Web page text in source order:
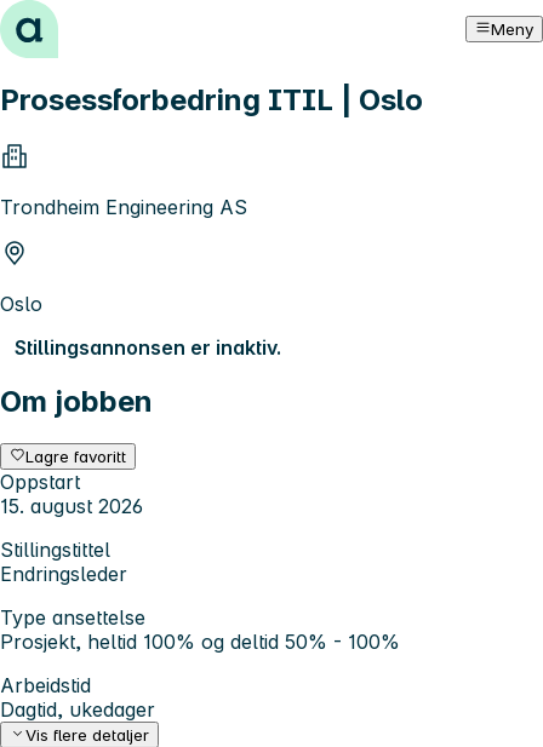
Hopp til innhold Meny
Prosessforbedring ITIL | Oslo
Trondheim Engineering AS
Oslo
Stillingsannonsen er inaktiv.
Om jobben
Lagre favoritt
Oppstart
15. august 2026
Stillingstittel
Endringsleder
Type ansettelse
Prosjekt, heltid 100% og deltid 50% - 100%
Arbeidstid
Dagtid, ukedager
Vis flere detaljer